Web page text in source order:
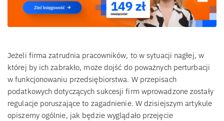
Jeżeli firma zatrudnia pracowników, to w sytuacji nagłej, w
której by ich zabrakło, może dojść do poważnych perturbacji
w funkcjonowaniu przedsiębiorstwa. W przepisach
podatkowych dotyczących sukcesji firm wprowadzone zostały
regulacje poruszające to zagadnienie. W dzisiejszym artykule
opiszemy ogólnie, jak będzie wyglądało przejęcie